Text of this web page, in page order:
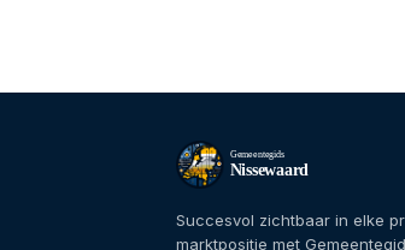
Gemeentegids
Nissewaard
Succesvol zichtbaar in elke
marktpositie met